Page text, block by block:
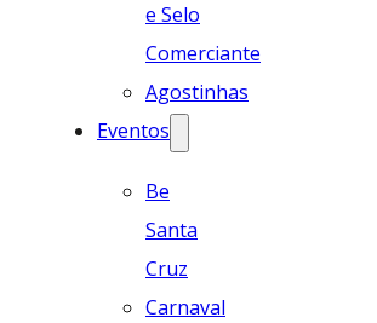
e Selo
Comerciante
Agostinhas
Eventos
Be
Santa
Cruz
Carnaval